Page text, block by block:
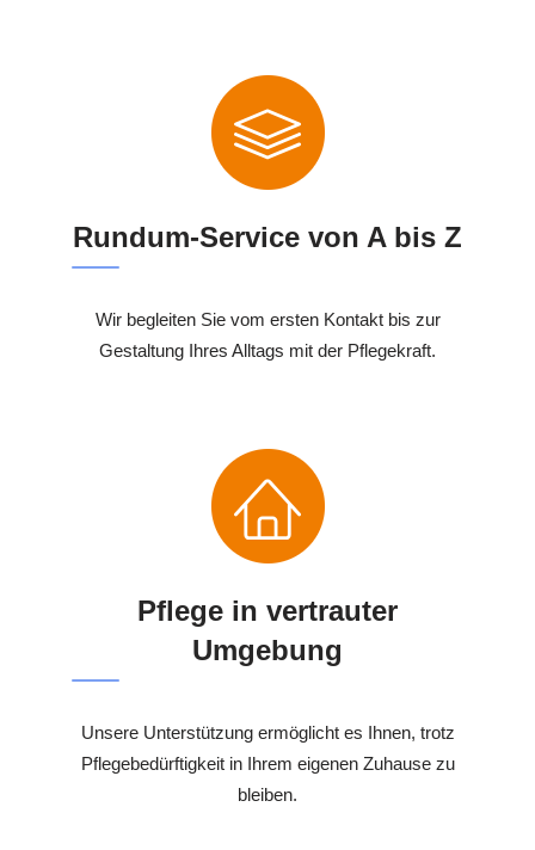
Rundum-Service von A bis Z
Wir begleiten Sie vom ersten Kontakt bis zur
Gestaltung Ihres Alltags mit der Pflegekraft.
Pflege in vertrauter
Umgebung
Unsere Unterstützung ermöglicht es Ihnen, trotz
Pflegebedürftigkeit in Ihrem eigenen Zuhause zu
bleiben.